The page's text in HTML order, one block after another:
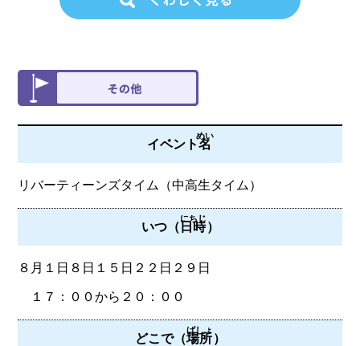
イベント名
めい
リバーティーンズタイム（中高生タイム）
いつ（日時
にちじ
）
８月１日８日１５日２２日２９日
１７：００から２０：００
どこで（場所
ばしょ
）